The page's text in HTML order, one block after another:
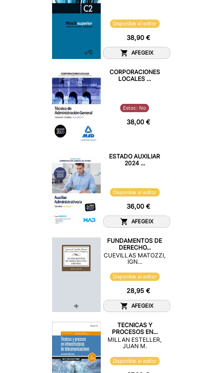
Disponible al editor
38,90 €
AFEGEIX
CORPORACIONES
LOCALES ...
Estoc: No
38,00 €
ESTADO AUXILIAR
2024 ...
Disponible al editor
36,00 €
AFEGEIX
FUNDAMENTOS DE
DERECHO...
CUEVILLAS MATOZZI,
IGN...
Disponible al editor
28,95 €
AFEGEIX
TECNICAS Y
PROCESOS EN...
MILLAN ESTELLER,
JUAN M.
Disponible al editor